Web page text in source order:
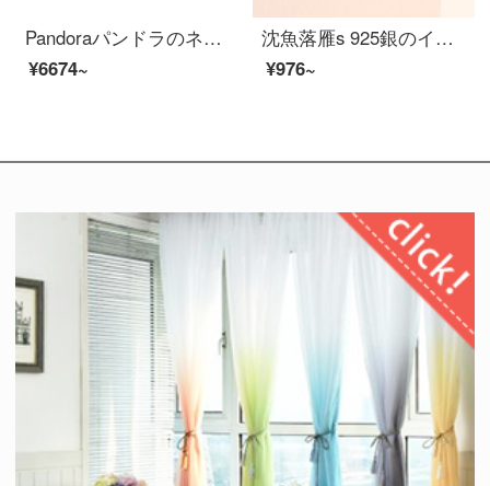
Pandoraパンドラのネックレスの女性925銀色のきらめく雪の花B 801548ファッションアクセサリーの彼女の贈り物
¥6674~
沈魚落雁s 925銀のイヤリング女性の耳の線の長い金の流蘇の心地良い個性のピアス韓国日韓の銀の耳飾りの簡単な耳のペンダントはお友達の蜜ガルフレンドの誕生日プレゼントします。心の中にあなたのイヤリングがあります。
¥976~